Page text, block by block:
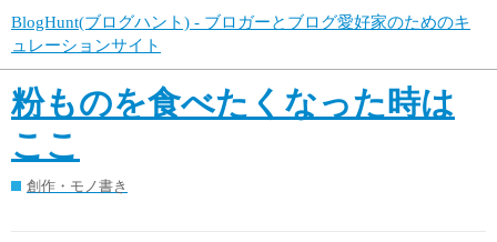
BlogHunt(ブログハント) - ブロガーとブログ愛好家のためのキ
ュレーションサイト
粉ものを食べたくなった時は
ここ
創作・モノ書き